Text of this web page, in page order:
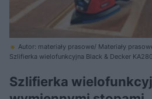
Autor: materiały prasowe/ Materiały
Szlifierka wielofunkcyjna Black & Decker
elektrycznym szlifowaniu ręcznie poprawiać
przekręcić, aby szpic nie przeszkadzał, gdy
prostej krawędzi
Szlifierka